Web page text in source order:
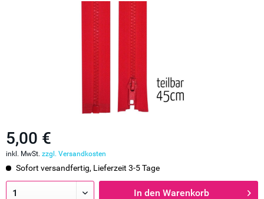
5,00 €
inkl. MwSt. zzgl. Versandkosten
Sofort versandfertig, Lieferzeit 3-5 Tage
In den Warenkorb